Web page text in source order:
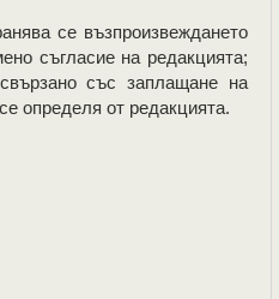
се възпроизвеждането
съгласие на редакцията;
със заплащане на
определя от редакцията.